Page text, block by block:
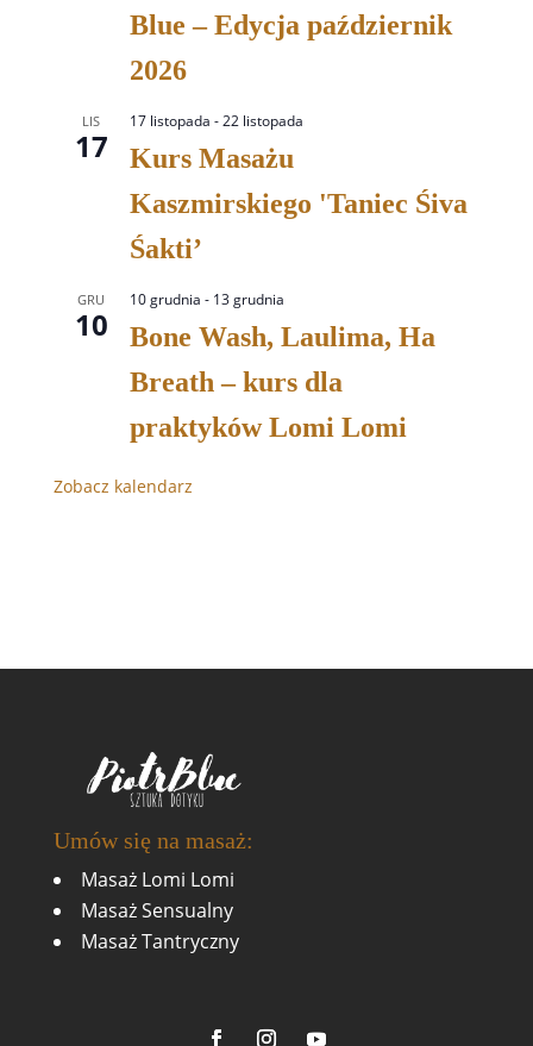
Blue – Edycja październik
2026
LIS
17
17 listopada -22 listopada
Kurs Masażu
Kaszmirskiego 'Taniec Śiva
Śakti’
GRU
10
10 grudnia - 13 grudnia
Bone Wash, Laulima, Ha
Breath – kurs dla
praktyków Lomi Lomi
Zobacz kalendarz
Umów się na masaż:
Masaż Lomi Lomi
Masaż Sensualny
Masaż Tantryczny